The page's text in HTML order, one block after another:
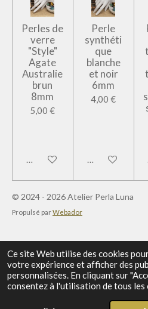
Ce site Web utilise des cookies
votre expérience et afficher des
personnalisées. En cliquant sur
consentez à l'utilisation de tous les
Perles de
verre
"Style"
Agate
Australie
brun
8mm
5,00 €
Ajouter au panier
Perle
synthéti
que
blanche
et noir
6mm
4,00 €
Ajouter au
© 2024 - 2026 Atelier Perla Luna
Propulsé parWebador